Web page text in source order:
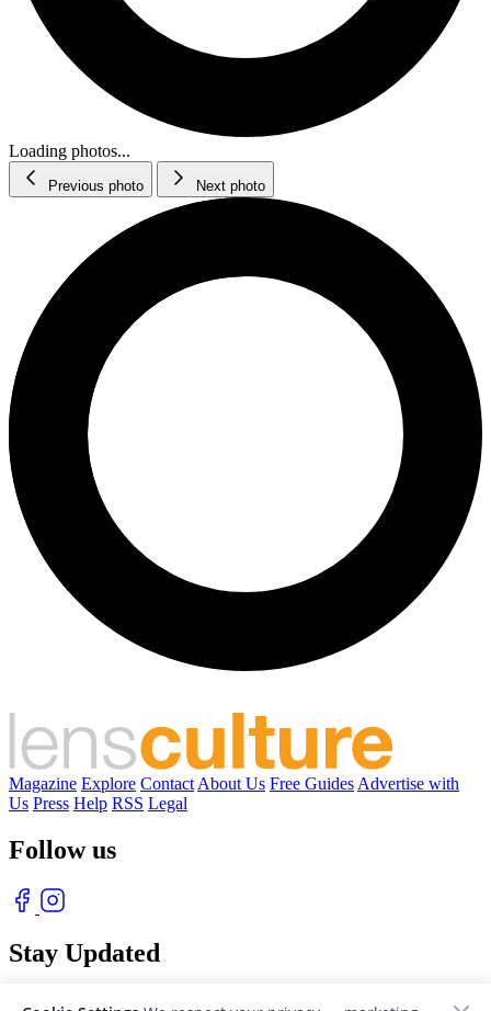
Loading photos...
Previous photo Next photo
Magazine Explore Contact About Us Free Guides Advertise with
Us Press Help RSS Legal
Follow us
Stay Updated